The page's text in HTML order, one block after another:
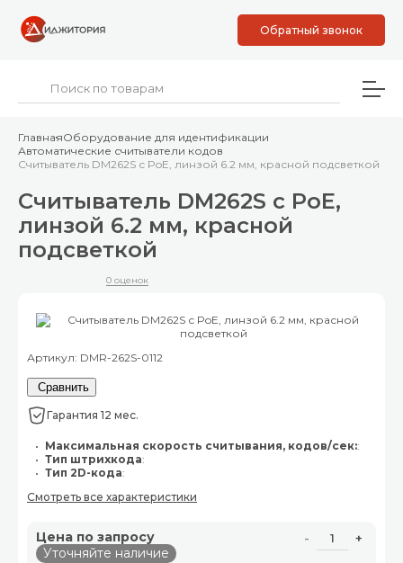
Обратный звонок
ГлавнаяОборудование для идентификации
Автоматические считыватели кодов
Считыватель DM262S с PoE, линзой 6.2 мм, красной подсветкой
Считыватель DM262S с PoE,
линзой 6.2 мм, красной
подсветкой
0 оценок
Артикул: DMR-262S-0112
Сравнить
Гарантия 12 мес.
Максимальная скорость считывания, кодов/сек::
Тип штрихкода:
Тип 2D-кода:
Смотреть все характеристики
Цена по запросу
Уточняйте наличие
- +